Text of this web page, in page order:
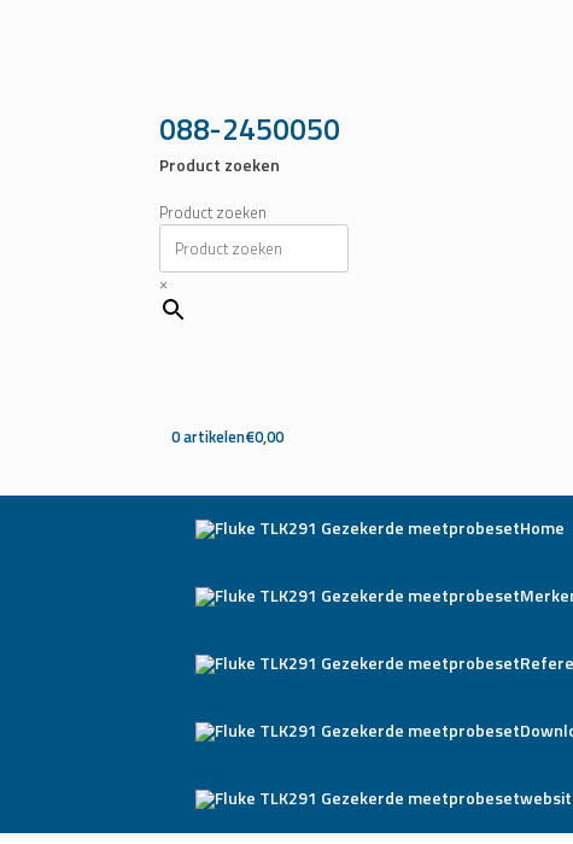
088-2450050
Product zoeken
Product zoeken
×
0 artikelen€0,00
Home